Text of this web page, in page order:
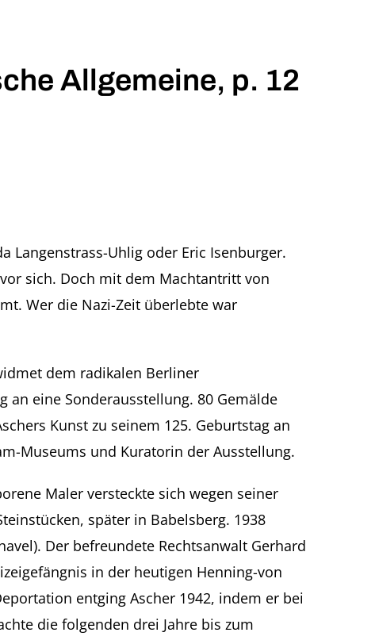
Allgemeine, p. 12
Langenstrass-Uhlig oder Eric Isenburger.
sich. Doch mit dem Machtantritt von
Wer die Nazi-Zeit überlebte war
dem radikalen Berliner
eine Sonderausstellung. 80 Gemälde
Kunst zu seinem 125. Geburtstag an
Museums und Kuratorin der Ausstellung.
Maler versteckte sich wegen seiner
später in Babelsberg. 1938
Der befreundete Rechtsanwalt Gerhard
in der heutigen Henning-von
entging Ascher 1942, indem er bei
die folgenden drei Jahre bis zum